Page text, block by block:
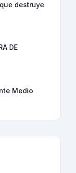
que destruye
DE
Medio